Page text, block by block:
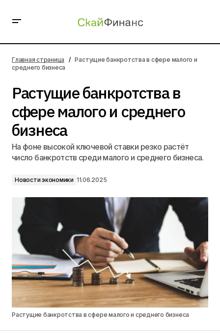
бизнеса
Главная страница
Растущие банкротства в сфере малого и
среднего бизнеса
Растущие банкротства в
сфере малого и среднего
бизнеса
На фоне высокой ключевой ставки резко растёт
число банкротств среди малого и среднего бизнеса.
Новости экономики 11.06.2025
Растущие банкротства в сфере малого и среднего бизнеса